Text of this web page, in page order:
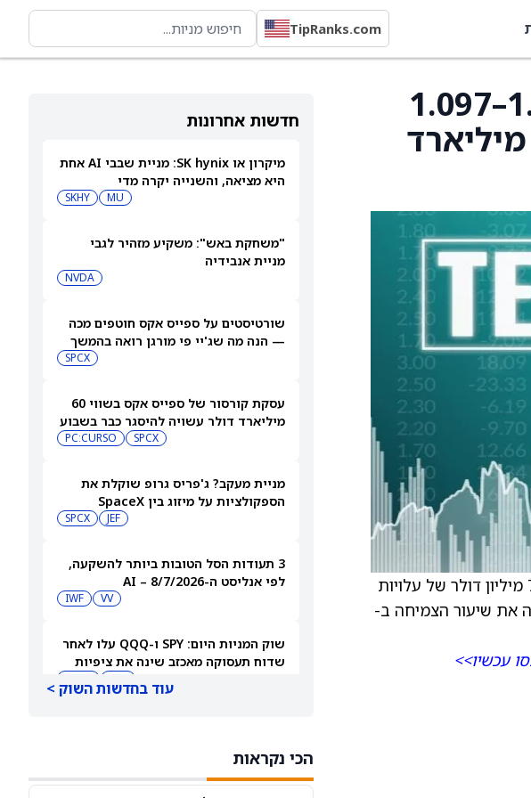
TipRanks.com
חדשות אחרונות
מיקרון או SK hynix: מניית שבבי AI אחת
היא מציאה, והשנייה יקרה מדי
MU
SKHY
"משחקת באש": משקיע מזהיר לגבי
מניית אנבידיה
NVDA
שורטיסטים על ספייס אקס חוטפים מכה
— הנה מה שג'יי פי מורגן רואה בהמשך
SPCX
עסקת קורסור של ספייס אקס בשווי 60
מיליארד דולר עשויה להיסגר כבר בשבוע
SPCX
PC:CURSO
מניית מעקב? ג'פריס גרופ שוקלת את
הספקולציות על מיזוג בין SpaceX
JEF
SPCX
3 תעודות הסל הטובות ביותר להשקעה,
לפי אנליסט ה-AI – 8/7/2026
VV
IWF
שוק המניות היום: SPY ו-QQQ עלו לאחר
שדוח תעסוקה מאכזב שינה את ציפיות
עוד בחדשות השוק >
הכי נקראות
Lumexa Imaging צופה הכנסות של 1.045–1.097
מיליארד דולר לשנת 2026, קונצנזוס 1.07 מיליארד
החברה צופה לשנת 2026 EBITDA מתואם של 234–242 מיליון דולר. התחזית כוללת כ-7 מיליון דולר של עלויות
מורידה את שיעור הצמיחה ב-
עכשיו>>